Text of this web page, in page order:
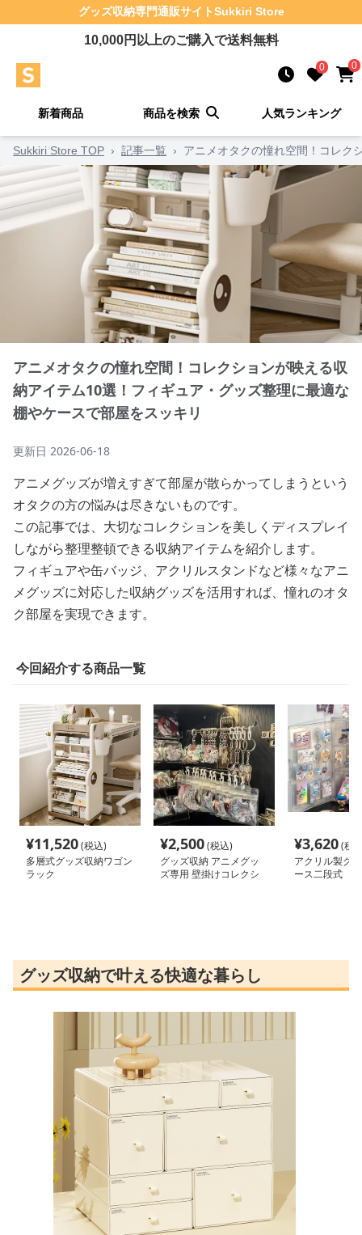
グッズ収納専門通販サイトSukkiri Store
10,000円以上のご購入で送料無料
0 0
新着商品 商品を検索 人気ランキング
Sukkiri Store TOP › 記事一覧 › アニメオタクの憧れ空間！コレク
アニメオタクの憧れ空間！コレクションが映える収
納アイテム10選！フィギュア・グッズ整理に最適な
棚やケースで部屋をスッキリ
更新日 2026-06-18
アニメグッズが増えすぎて部屋が散らかってしまうという
オタクの方の悩みは尽きないものです。
この記事では、大切なコレクションを美しくディスプレイ
しながら整理整頓できる収納アイテムを紹介します。
フィギュアや缶バッジ、アクリルスタンドなど様々なアニ
メグッズに対応した収納グッズを活用すれば、憧れのオタ
ク部屋を実現できます。
今回紹介する商品一覧
¥11,520(税込)
多層式グッズ収納ワゴン
ラック
¥2,500(税込)
グッズ収納 アニメグッ
ズ専用 壁掛けコレクシ
¥3,620(税
アクリル製グ
ース二段式
グッズ収納で叶える快適な暮らし